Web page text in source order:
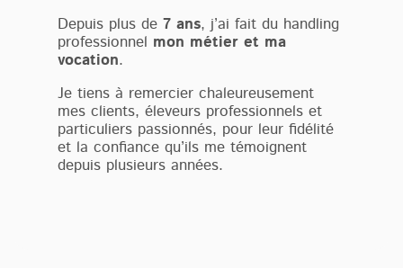
Depuis plus de 7 ans, j’ai fait du handling
professionnel mon métier et ma
vocation.
Je tiens à remercier chaleureusement
mes clients, éleveurs professionnels et
particuliers passionnés, pour leur fidélité
et la confiance qu’ils me témoignent
depuis plusieurs années.